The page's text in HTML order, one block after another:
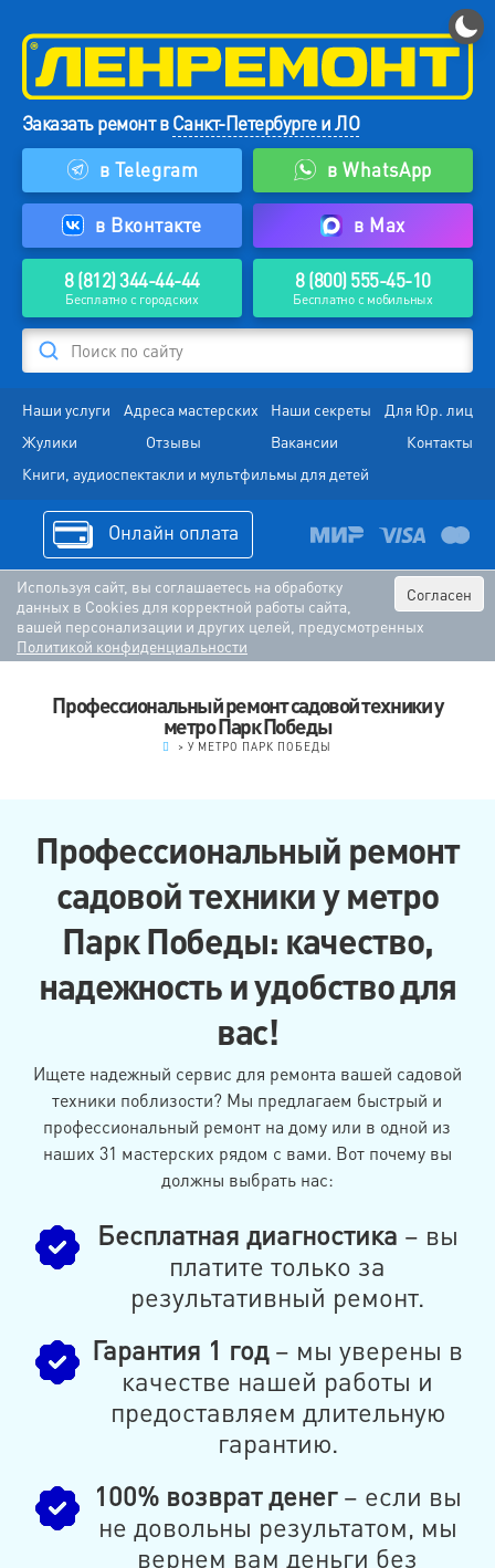
Заказать ремонт вСанкт-Петербурге и ЛО
в Telegram
в WhatsApp
в Вконтакте в Max
8 (812) 344-44-44
Бесплатно с городских
8 (800) 555-45-10
Бесплатно с мобильных
Поиск по сайту
Наши услуги Адреса мастерских Наши секреты
Для Юр. лиц
Жулики
Отзывы Вакансии
Контакты
Книги, аудиоспектакли и мультфильмы для детей
Онлайн оплата
Согласен
Используя сайт, вы соглашаетесь на обработку
данных в Cookies для корректной работы сайта,
вашей персонализации и других целей, предусмотренных
Политикой конфиденциальности
Профессиональный ремонт садовой техники у
метро Парк Победы
>У МЕТРО ПАРК ПОБЕДЫ
Профессиональный ремонт
садовой техники у метро
Парк Победы: качество,
надежность и удобство для
вас!
Ищете надежный сервис для ремонта вашей садовой
техники поблизости? Мы предлагаем быстрый и
профессиональный ремонт на дому или в одной из
наших 31 мастерских рядом с вами. Вот почему вы
должны выбрать нас:
Бесплатная диагностика – вы
платите только за
результативный ремонт.
Гарантия 1 год– мы уверены в
качестве нашей работы и
предоставляем длительную
гарантию.
100% возврат денег– если вы
не довольны результатом, мы
вернем вам деньги без